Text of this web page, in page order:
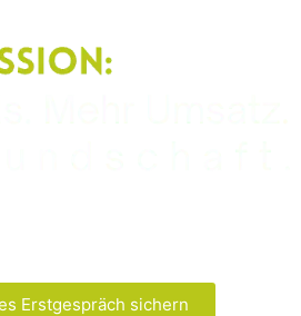
Erstgespräch sichern